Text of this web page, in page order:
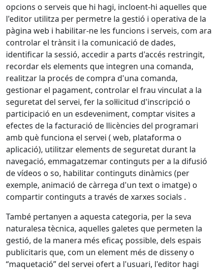
opcions o serveis que hi hagi, incloent-hi aquelles que
l'editor utilitza per permetre la gestió i operativa de la
pàgina web i habilitar-ne les funcions i serveis, com ara
controlar el trànsit i la comunicació de dades,
identificar la sessió, accedir a parts d'accés restringit,
recordar els elements que integren una comanda,
realitzar la procés de compra d'una comanda,
gestionar el pagament, controlar el frau vinculat a la
seguretat del servei, fer la sol·licitud d'inscripció o
participació en un esdeveniment, comptar visites a
efectes de la facturació de llicències del programari
amb què funciona el servei ( web, plataforma o
aplicació), utilitzar elements de seguretat durant la
navegació, emmagatzemar continguts per a la difusió
de vídeos o so, habilitar continguts dinàmics (per
exemple, animació de càrrega d'un text o imatge) o
compartir continguts a través de xarxes socials .
També pertanyen a aquesta categoria, per la seva
naturalesa tècnica, aquelles galetes que permeten la
gestió, de la manera més eficaç possible, dels espais
publicitaris que, com un element més de disseny o
“maquetació” del servei ofert a l'usuari, l'editor hagi